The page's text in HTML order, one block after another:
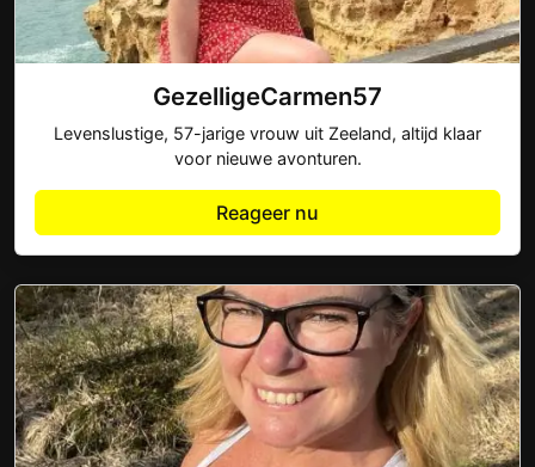
GezelligeCarmen57
Levenslustige, 57-jarige vrouw uit Zeeland, altijd klaar
voor nieuwe avonturen.
Reageer nu